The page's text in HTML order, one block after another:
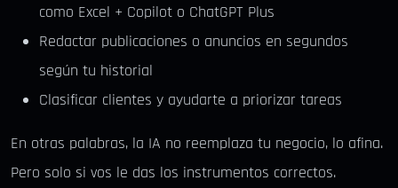
como Excel + Copilot o ChatGPT Plus
Redactar publicaciones o anuncios en segundos
según tu historial
Clasificar clientes y ayudarte a priorizar tareas
En otras palabras, la IA no reemplaza tu negocio, lo afina.
Pero solo si vos le das los instrumentos correctos.